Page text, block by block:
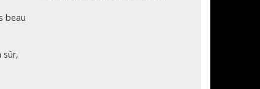
beau
sûr,